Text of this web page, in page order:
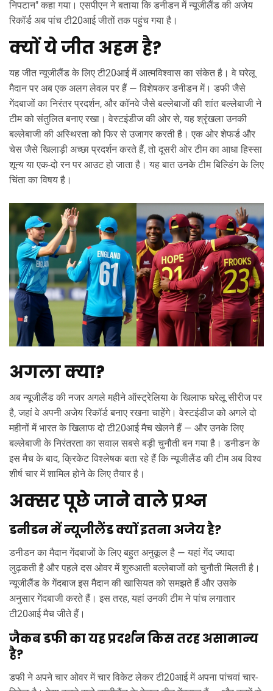
निपटान" कहा गया। एसपीएन ने बताया कि डनीडन में न्यूजीलैंड की अजेय
रिकॉर्ड अब पांच टी20आई जीतों तक पहुंच गया है।
क्यों ये जीत अहम है?
यह जीत न्यूजीलैंड के लिए टी20आई में आत्मविश्वास का संकेत है। वे घरेलू
मैदान पर अब एक अलग लेवल पर हैं — विशेषकर डनीडन में। डफी जैसे
गेंदबाजों का निरंतर प्रदर्शन, और कॉनवे जैसे बल्लेबाजों की शांत बल्लेबाजी ने
टीम को संतुलित बनाए रखा। वेस्टइंडीज की ओर से, यह श्रृंखला उनकी
बल्लेबाजी की अस्थिरता को फिर से उजागर करती है। एक ओर शेफर्ड और
चेस जैसे खिलाड़ी अच्छा प्रदर्शन करते हैं, तो दूसरी ओर टीम का आधा हिस्सा
शून्य या एक-दो रन पर आउट हो जाता है। यह बात उनके टीम बिल्डिंग के लिए
चिंता का विषय है।
अगला क्या?
अब न्यूजीलैंड की नजर अगले महीने ऑस्ट्रेलिया के खिलाफ घरेलू सीरीज पर
है, जहां वे अपनी अजेय रिकॉर्ड बनाए रखना चाहेंगे। वेस्टइंडीज को अगले दो
महीनों में भारत के खिलाफ दो टी20आई मैच खेलने हैं — और उनके लिए
बल्लेबाजी के निरंतरता का सवाल सबसे बड़ी चुनौती बन गया है। डनीडन के
इस मैच के बाद, क्रिकेट विश्लेषक बता रहे हैं कि न्यूजीलैंड की टीम अब विश्व
शीर्ष चार में शामिल होने के लिए तैयार है।
अक्सर पूछे जाने वाले प्रश्न
डनीडन में न्यूजीलैंड क्यों इतना अजेय है?
डनीडन का मैदान गेंदबाजों के लिए बहुत अनुकूल है — यहां गेंद ज्यादा
लुढ़कती है और पहले दस ओवर में शुरुआती बल्लेबाजों को चुनौती मिलती है।
न्यूजीलैंड के गेंदबाज इस मैदान की खासियत को समझते हैं और उसके
अनुसार गेंदबाजी करते हैं। इस तरह, यहां उनकी टीम ने पांच लगातार
टी20आई मैच जीते हैं।
जैकब डफी का यह प्रदर्शन किस तरह असामान्य
है?
डफी ने अपने चार ओवर में चार विकेट लेकर टी20आई में अपना पांचवां चार-